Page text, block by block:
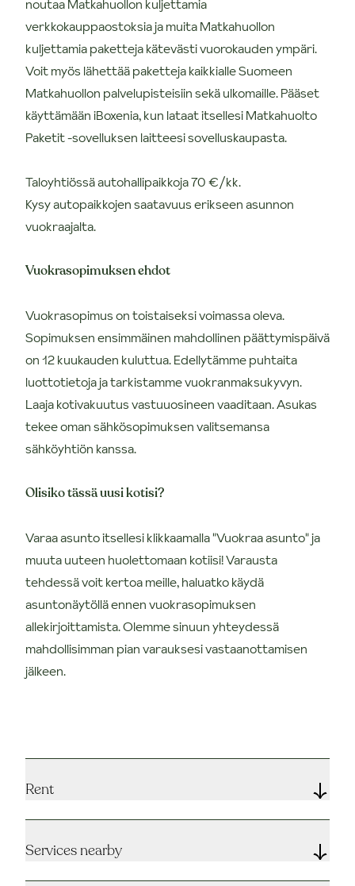
noutaa Matkahuollon kuljettamia
verkkokauppaostoksia ja muita Matkahuollon
kuljettamia paketteja kätevästi vuorokauden ympäri.
Voit myös lähettää paketteja kaikkialle Suomeen
Matkahuollon palvelupisteisiin sekä ulkomaille. Pääset
käyttämään iBoxenia, kun lataat itsellesi Matkahuolto
Paketit -sovelluksen laitteesi sovelluskaupasta.
Taloyhtiössä autohallipaikkoja 70 €/kk.
Kysy autopaikkojen saatavuus erikseen asunnon
vuokraajalta.
Vuokrasopimuksen ehdot
Vuokrasopimus on toistaiseksi voimassa oleva.
Sopimuksen ensimmäinen mahdollinen päättymispäivä
on 12 kuukauden kuluttua. Edellytämme puhtaita
luottotietoja ja tarkistamme vuokranmaksukyvyn.
Laaja kotivakuutus vastuuosineen vaaditaan. Asukas
tekee oman sähkösopimuksen valitsemansa
sähköyhtiön kanssa.
Olisiko tässä uusi kotisi?
Varaa asunto itsellesi klikkaamalla "Vuokraa asunto" ja
muuta uuteen huolettomaan kotiisi! Varausta
tehdessä voit kertoa meille, haluatko käydä
asuntonäytöllä ennen vuokrasopimuksen
allekirjoittamista. Olemme sinuun yhteydessä
mahdollisimman pian varauksesi vastaanottamisen
jälkeen.
Rent
Services nearby